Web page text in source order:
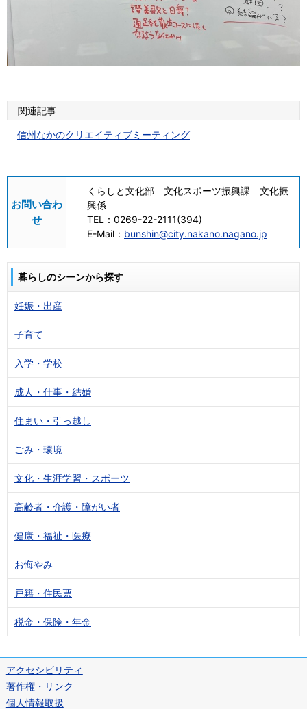
関連記事
信州なかのクリエイティブミーティング
お問い合わ
せ
くらしと文化部 文化スポーツ振興課 文化振
興係
TEL： 0269-22-2111(394)
E-Mail： bunshin@city.nakano.nagano.jp
暮らしのシーンから探す
妊娠・出産
子育て
入学・学校
成人・仕事・結婚
住まい・引っ越し
ごみ・環境
文化・生涯学習・スポーツ
高齢者・介護・障がい者
健康・福祉・医療
お悔やみ
戸籍・住民票
税金・保険・年金
アクセシビリティ
著作権・リンク
個人情報取扱